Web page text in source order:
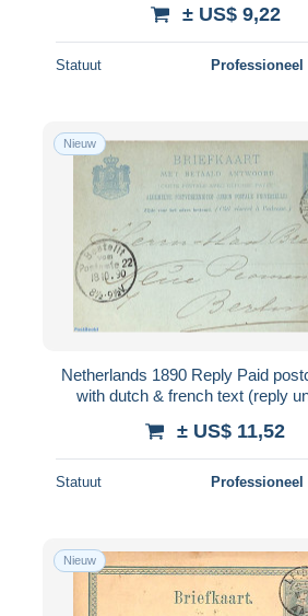
± US$ 9,22
Statuut Professioneel
Nieuw
Netherlands 1890 Reply Paid
with dutch & french text (reply
± US$ 11,52
Statuut Professioneel
Nieuw